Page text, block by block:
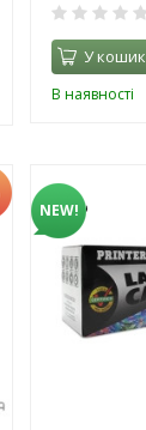
У кошик
В наявності
NEW!